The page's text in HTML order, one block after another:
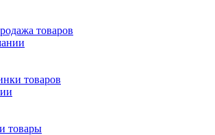
товаров
товаров
товары